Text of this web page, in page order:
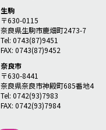
生駒
〒630-0115
奈良県生駒市鹿畑町2473-7
Tel: 0743(87)9451
FAX: 0743(87)9452
奈良市
〒630-8441
奈良県奈良市神殿町685番地4
Tel: 0742(93)7983
FAX: 0742(93)7984